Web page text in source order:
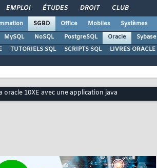
EMPLOI ÉTUDES DROIT CLUB
SGBD Office Mobiles
Systèmes
MySQL NoSQL PostgreSQL Oracle Sybase
TUTORIELS SQL SCRIPTS SQL LIVRES ORACLE
oracle 10XE avec une application java